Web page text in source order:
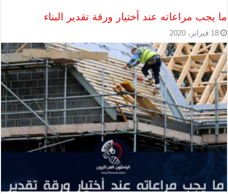
ما يجب مراعاته عند أختيار ورقة تقدير البناء
18 فبراير، 2020